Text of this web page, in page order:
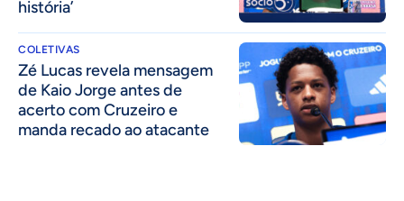
história’
COLETIVAS
Zé Lucas revela mensagem
de Kaio Jorge antes de
acerto com Cruzeiro e
manda recado ao atacante